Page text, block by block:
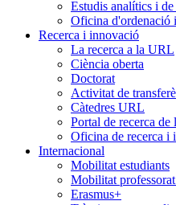
Estudis analítics i
Oficina d'ordenació
Recerca i innovació
La recerca a la URL
Ciència oberta
Doctorat
Activitat de
Càtedres URL
Portal de recerca
Oficina de recerca i
Internacional
Mobilitat estudiants
Mobilitat
Erasmus+